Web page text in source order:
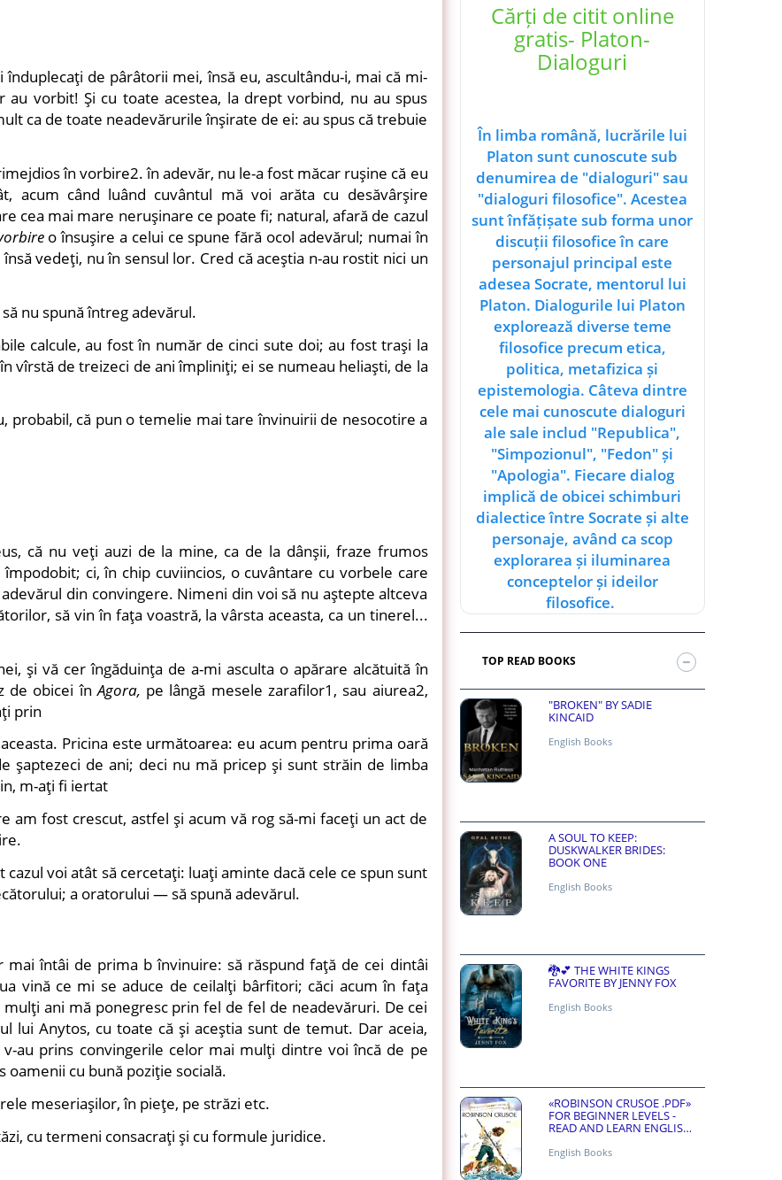
de pârâtorii mei, însă eu, ascultându-i, mai că mi-
vorbit! Şi cu toate acestea, la drept vorbind, nu au spus
ca de toate neadevărurile înşirate de ei: au spus că trebuie
în vorbire2. în adevăr, nu le-a fost măcar ruşine că eu
acum când luând cuvântul mă voi arăta cu desăvârşire
cea mai mare neruşinare ce poate fi; natural, afară de cazul
o însuşire a celui ce spune fără ocol adevărul; numai în
vedeţi, nu în sensul lor. Cred că aceştia n-au rostit nici un
nu spună întreg adevărul.
calcule, au fost în număr de cinci sute doi; au fost traşi la
vîrstă de treizeci de ani împliniţi; ei se numeau heliaşti, de la
probabil, că pun o temelie mai tare învinuirii de nesocotire a
că nu veţi auzi de la mine, ca de la dânşii, fraze frumos
ci, în chip cuviincios, o cuvântare cu vorbele care
din convingere. Nimeni din voi să nu aştepte altceva
să vin în faţa voastră, la vârsta aceasta, ca un tinerel...
şi vă cer îngăduinţa de a-mi asculta o apărare alcătuită în
de obicei înAgora, pe lângă mesele zarafilor1, sau aiurea2,
prin
Pricina este următoarea: eu acum pentru prima oară
şaptezeci de ani; deci nu mă pricep şi sunt străin de limba
m-aţi fi iertat
am fost crescut, astfel şi acum vă rog să-mi faceţi un act de
voi atât să cercetaţi: luaţi aminte dacă cele ce spun sunt
a oratorului — să spună adevărul.
mai întâi de prima b învinuire: să răspund faţă de cei dintâi
vină ce mi se aduce de ceilalţi bârfitori; căci acum în faţa
ani mă ponegresc prin fel de fel de neadevăruri. De cei
lui Anytos, cu toate că şi aceştia sunt de temut. Dar aceia,
au prins convingerile celor mai mulţi dintre voi încă de pe
oamenii cu bună poziţie socială.
meseriaşilor, în pieţe, pe străzi etc.
cu termeni consacraţi şi cu formule juridice.
Cărți de citit online
gratis- Platon-
Dialoguri
În limba română, lucrările lui
Platon sunt cunoscute sub
denumirea de "dialoguri" sau
"dialoguri filosofice". Acestea
sunt înfățișate sub forma unor
discuții filosofice în care
personajul principal este
adesea Socrate, mentorul lui
Platon. Dialogurile lui Platon
explorează diverse teme
filosofice precum etica,
politica, metafizica și
epistemologia. Câteva dintre
cele mai cunoscute dialoguri
ale sale includ "Republica",
"Simpozionul", "Fedon" și
"Apologia". Fiecare dialog
implică de obicei schimburi
dialectice între Socrate și alte
personaje, având ca scop
explorarea și iluminarea
conceptelor și ideilor
filosofice.
TOP READ BOOKS
"BROKEN" BY SADIE
KINCAID
English Books
A SOUL TO KEEP:
DUSKWALKER BRIDES:
BOOK ONE
English Books
🐉💕 THE WHITE KINGS
FAVORITE BY JENNY FOX
English Books
«ROBINSON CRUSOE .PDF»
FOR BEGINNER LEVELS -
READ AND LEARN ENGLISH
English Books